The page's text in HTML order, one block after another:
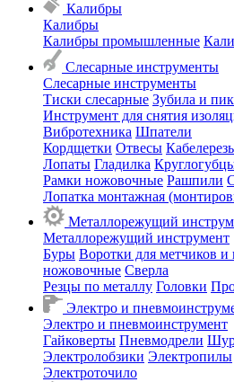
Калибры
Калибры
Калибры промышленные
Слесарные инструменты
Слесарные инструменты
Тиски слесарные Зубила и
Инструмент для снятия
Вибротехника Шпатели
Кордщетки Отвесы
Лопаты Гладилка
Рамки ножовочные Рашпили
Лопатка монтажная
Металлорежущий
Металлорежущий инструмент
Буры Воротки для метчиков и
ножовочные Сверла
Резцы по металлу Головки
Электро и
Электро и пневмоинструмент
Гайковерты Пневмодрели
Электролобзики Электропилы
Электроточило